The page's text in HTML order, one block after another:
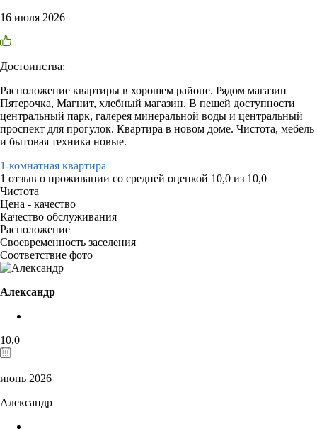
16 июля 2026
Достоинства:
Расположение квартиры в хорошем районе. Рядом магазин
Пятерочка, Магнит, хлебный магазин. В пешей доступности
центральный парк, галерея минеральной воды и центральный
проспект для прогулок. Квартира в новом доме. Чистота, мебель
и бытовая техника новые.
1-комнатная квартира
1 отзыв о проживании со средней оценкой 10,0 из 10,0
Чистота
Цена - качество
Качество обслуживания
Расположение
Своевременность заселения
Соответствие фото
Александр
10,0
июнь 2026
Александр